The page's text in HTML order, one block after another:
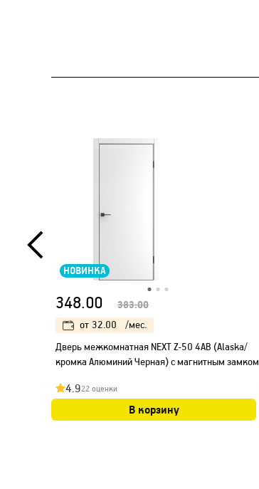
НОВИНКА
348.00 383.00
от 32.00
/мес.
Дверь межкомнатная NEXT Z-50 4AB (Alaska/
кромка Алюминий Черная) с магнитным замком
4.922 оценки
В корзину